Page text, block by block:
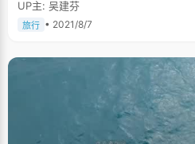
UP主: 吴建芬
旅行 • 2021/8/7